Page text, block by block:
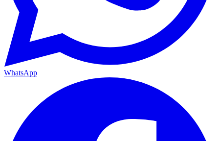
WhatsApp